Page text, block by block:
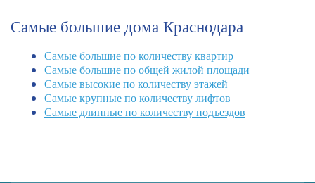
Самые большие дома Краснодара
Самые большие по количеству квартир
Самые большие по общей жилой площади
Самые высокие по количеству этажей
Самые крупные по количеству лифтов
Самые длинные по количеству подъездов